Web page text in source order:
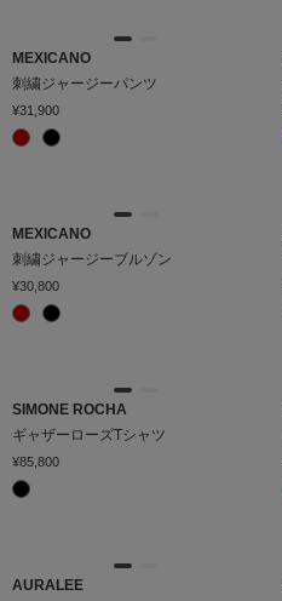
MEXICANO
刺繍ジャージーパンツ
¥31,900
MEXICANO
刺繍ジャージーブルゾン
¥30,800
SIMONE ROCHA
ギャザーローズTシャツ
¥85,800
AURALEE